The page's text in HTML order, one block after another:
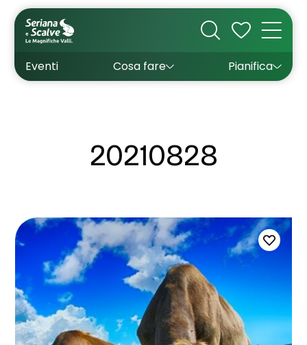
Eventi Cosa fare
Cultura
Outdoor
Pianifica
Dove dormire
Come arrivare
Come muoversi
Wishlist
20210828